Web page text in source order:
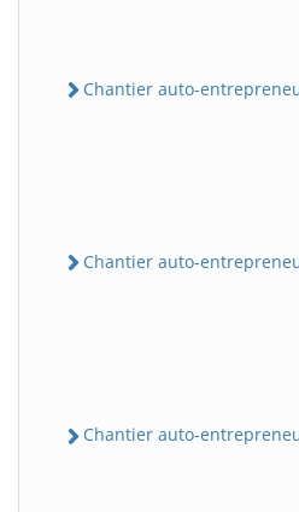
Chantier auto-
Chantier auto-
Chantier auto-